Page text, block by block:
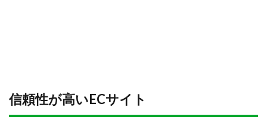
信頼性が高いECサイト